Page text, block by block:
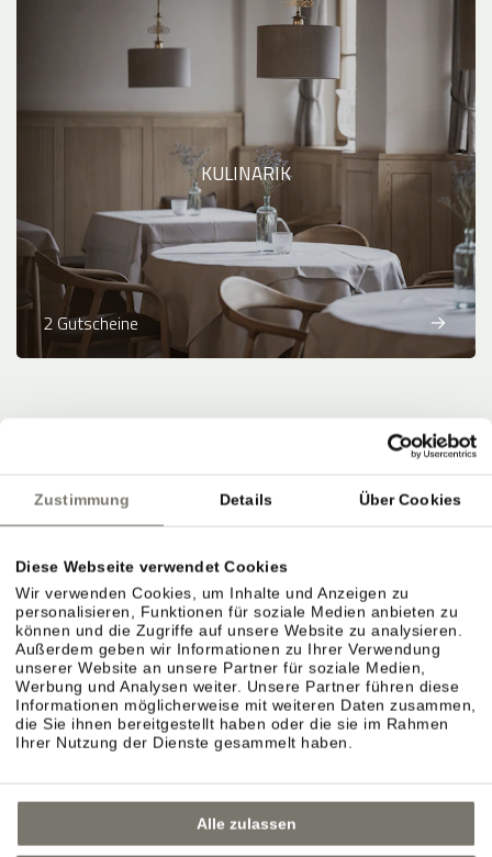
Zustimmung Details Über Cookies
Diese Webseite verwendet Cookies
Wir verwenden Cookies, um Inhalte und Anzeigen zu
personalisieren, Funktionen für soziale Medien anbieten zu
können und die Zugriffe auf unsere Website zu analysieren.
Außerdem geben wir Informationen zu Ihrer Verwendung
unserer Website an unsere Partner für soziale Medien,
Werbung und Analysen weiter. Unsere Partner führen diese
Informationen möglicherweise mit weiteren Daten zusammen,
die Sie ihnen bereitgestellt haben oder die sie im Rahmen
Ihrer Nutzung der Dienste gesammelt haben.
Alle zulassen
KULINARIK
2 Gutscheine
Zahlungsmethoden:
Banküberweisung
powered by
Kauf widerrufen
Informationen zum Widerrufsrecht hier